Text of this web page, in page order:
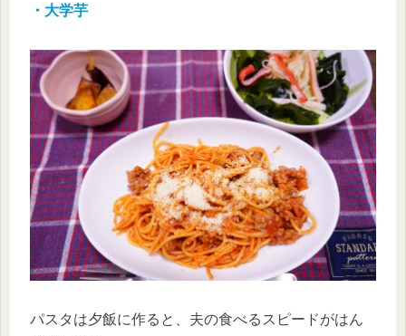
・大学芋
パスタは夕飯に作ると、夫の食べるスピードがはん